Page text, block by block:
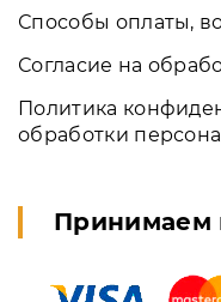
Способы оплаты,
Согласие на
Политика
обработки
Принимаем